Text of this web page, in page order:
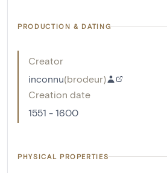
PRODUCTION & DATING
Creator
inconnu(brodeur)
Creation date
1551 - 1600
PHYSICAL PROPERTIES